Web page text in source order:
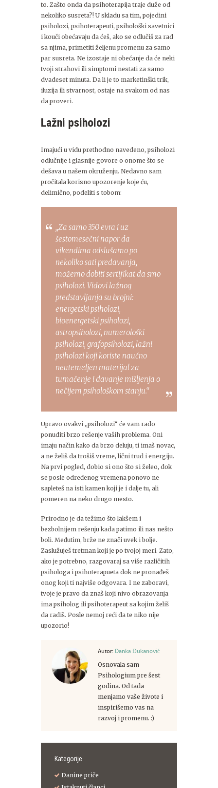
to. Zašto onda da psihoterapija traje duže od
nekoliko susreta?! U skladu sa tim, pojedini
psiholozi, psihoterapeuti, psihološki savetnici
i kouči obećavaju da ćeš, ako se odlučiš za rad
sa njima, primetiti željenu promenu za samo
par susreta. Ne izostaje ni obećanje da će neki
tvoji strahovi ili simptomi nestati za samo
dvadeset minuta. Da li je to marketinški trik,
iluzija ili stvarnost, ostaje na svakom od nas
da proveri.
Lažni psiholozi
Imajući u vidu prethodno navedeno, psiholozi
odlučnije i glasnije govore o onome što se
dešava u našem okruženju. Nedavno sam
pročitala korisno upozorenje koje ću,
delimično, podeliti s tobom:
,,Za samo 350 evra i uz
šestomesečni napor da
vikendima odslušamo po
nekoliko sati predavanja,
možemo dobiti sertifikat da smo
psiholozi. Vidovi lažnog
predstavljanja su brojni:
energetski psiholozi,
bioenergetski psiholozi,
astropsiholozi, numerološki
psiholozi, grafopsiholozi, lažni
psiholozi koji koriste naučno
neutemeljen materijal za
tumačenje i davanje mišljenja o
nečijem psihološkom stanju.“
Upravo ovakvi ,,psiholozi“ će vam rado
ponuditi brzo rešenje vaših problema. Oni
imaju način kako da brzo deluju, ti imaš novac,
a ne želiš da trošiš vreme, lični trud i energiju.
Na prvi pogled, dobio si ono što si želeo, dok
se posle određenog vremena ponovo ne
sapleteš na isti kamen koji je i dalje tu, ali
pomeren na neko drugo mesto.
Prirodno je da težimo što lakšem i
bezbolnijem rešenju kada patimo ili nas nešto
boli. Međutim, brže ne znači uvek i bolje.
Zaslužuješ tretman koji je po tvojoj meri. Zato,
ako je potrebno, razgovaraj sa više različitih
psihologa i psihoterapueta dok ne pronađeš
onog koji ti najviše odgovara. I ne zaboravi,
tvoje je pravo da znaš koji nivo obrazovanja
ima psiholog ili psihoterapeut sa kojim želiš
da radiš. Posle nemoj reći da te niko nije
upozorio!
Autor: Danka Đukanović
Osnovala sam
Psihologium pre šest
godina. Od tada
menjamo vaše živote i
inspirišemo vas na
razvoj i promenu. :)
Kategorije
Danine priče